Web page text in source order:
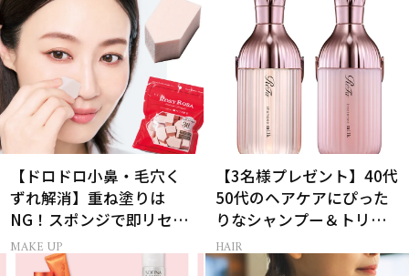
【ドロドロ小鼻・毛穴く
ずれ解消】重ね塗りは
NG！スポンジで即リセッ
トするプロ技
MAKE UP
【3名様プレゼント】40代
50代のヘアケアにぴった
りなシャンプー＆トリー
トメントで、うねり悩み
に対処！
HAIR